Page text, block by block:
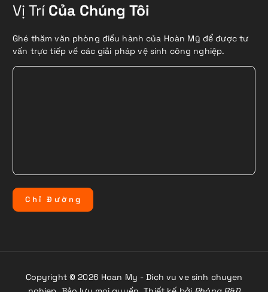
Vị TríCủa Chúng Tôi
Ghé thăm văn phòng điều hành của Hoàn Mỹ để được tư
vấn trực tiếp về các giải pháp vệ sinh công nghiệp.
C hỉ Đ ườ ng
Copyright © 2026 Hoan My - Dich vu ve sinh chuyen